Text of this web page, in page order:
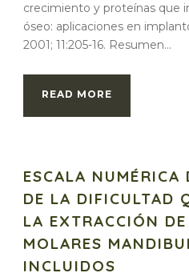
crecimiento y proteínas que
óseo: aplicaciones en
2001; 11:205-16. Resumen...
READ MORE
ESCALA NUMÉRICA
DE LA DIFICULTAD
LA EXTRACCIÓN
MOLARES
INCLUIDOS